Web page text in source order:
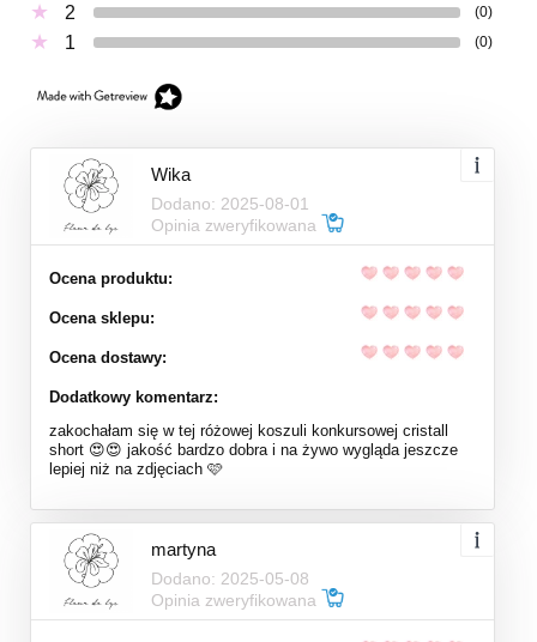
2 (0)
1 (0)
Wika
Dodano: 2025-08-01
Opinia zweryfikowana
Ocena produktu:
Ocena sklepu:
Ocena dostawy:
Dodatkowy komentarz:
zakochałam się w tej różowej koszuli konkursowej cristall
short 😍😍 jakość bardzo dobra i na żywo wygląda jeszcze
lepiej niż na zdjęciach 🩷
martyna
Dodano: 2025-05-08
Opinia zweryfikowana